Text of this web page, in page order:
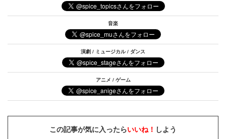
音楽
演劇 / ミュージカル / ダンス
アニメ / ゲーム
この記事が気に入ったらいいね！ しよう